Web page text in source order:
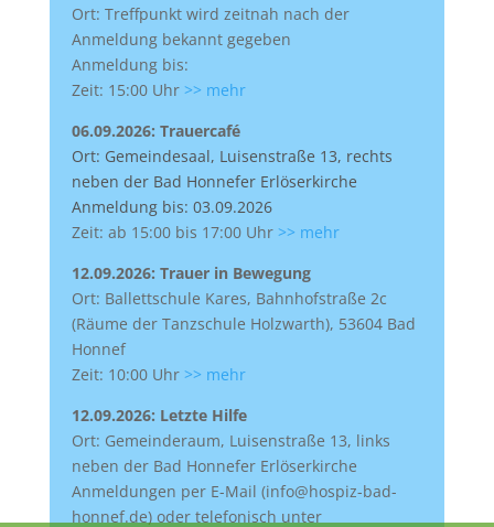
Ort: Treffpunkt wird zeitnah nach der
Anmeldung bekannt gegeben
Anmeldung bis:
Zeit: 15:00 Uhr >> mehr
06.09.2026: Trauercafé
Ort: Gemeindesaal, Luisenstraße 13, rechts
neben der Bad Honnefer Erlöserkirche
Anmeldung bis: 03.09.2026
Zeit: ab 15:00 bis 17:00 Uhr >> mehr
12.09.2026: Trauer in Bewegung
Ort: Ballettschule Kares, Bahnhofstraße 2c
(Räume der Tanzschule Holzwarth), 53604 Bad
Honnef
Zeit: 10:00 Uhr >> mehr
12.09.2026: Letzte Hilfe
Ort: Gemeinderaum, Luisenstraße 13, links
neben der Bad Honnefer Erlöserkirche
Anmeldungen per E-Mail (info@hospiz-bad-
honnef.de) oder telefonisch unter